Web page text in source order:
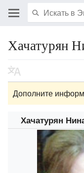
Хачатурян
Дополните
Хачатурян